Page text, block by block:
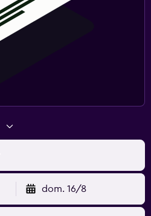
dom. 16/8